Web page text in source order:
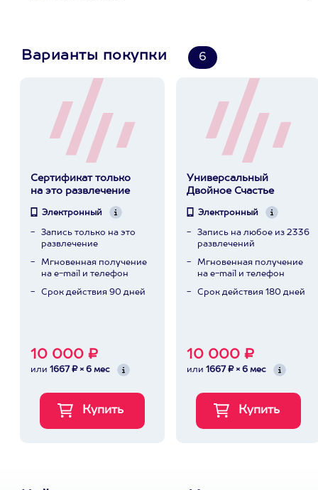
Варианты покупки 6
Сертификат только
на это развлечение
Электронный
Запись только на это
развлечение
Мгновенная получение
на e-mail и телефон
Срок действия 90 дней
10 000 ₽
или 1667 ₽ × 6 мес
Универсальный
Двойное Счастье
Электронный
Запись на любое из 2336
развлечений
Мгновенная получение
на e-mail и телефон
Срок действия 180 дней
10 000 ₽
или 1667 ₽ × 6 мес